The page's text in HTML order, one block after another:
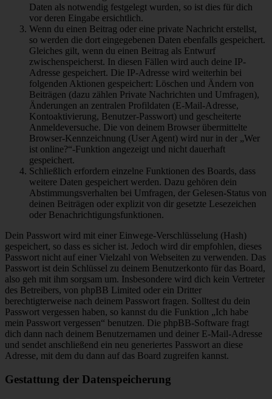
Daten als notwendig festgelegt wurden, so ist dies für dich
vor deren Eingabe ersichtlich.
Wenn du einen Beitrag oder eine private Nachricht erstellst,
so werden die dort eingegebenen Daten ebenfalls gespeichert.
Gleiches gilt, wenn du einen Beitrag als Entwurf
zwischenspeicherst. In diesen Fällen wird auch deine IP-
Adresse gespeichert. Die IP-Adresse wird weiterhin bei
folgenden Aktionen gespeichert: Löschen und Ändern von
Beiträgen (dazu zählen Private Nachrichten und Umfragen),
Änderungen an zentralen Profildaten (E-Mail-Adresse,
Kontoaktivierung, Benutzer-Passwort) und gescheiterte
Anmeldeversuche. Die von deinem Browser übermittelte
Browser-Kennzeichnung (User Agent) wird nur in der „Wer
ist online?“-Funktion angezeigt und nicht dauerhaft
gespeichert.
Schließlich erfordern einzelne Funktionen des Boards, dass
weitere Daten gespeichert werden. Dazu gehören dein
Abstimmungsverhalten bei Umfragen, der Gelesen-Status von
deinen Beiträgen oder explizit von dir gesetzte Lesezeichen
oder Benachrichtigungsfunktionen.
Dein Passwort wird mit einer Einwege-Verschlüsselung (Hash)
gespeichert, so dass es sicher ist. Jedoch wird dir empfohlen, dieses
Passwort nicht auf einer Vielzahl von Webseiten zu verwenden. Das
Passwort ist dein Schlüssel zu deinem Benutzerkonto für das Board,
also geh mit ihm sorgsam um. Insbesondere wird dich kein Vertreter
des Betreibers, von phpBB Limited oder ein Dritter
berechtigterweise nach deinem Passwort fragen. Solltest du dein
Passwort vergessen haben, so kannst du die Funktion „Ich habe
mein Passwort vergessen“ benutzen. Die phpBB-Software fragt
dich dann nach deinem Benutzernamen und deiner E-Mail-Adresse
und sendet anschließend ein neu generiertes Passwort an diese
Adresse, mit dem du dann auf das Board zugreifen kannst.
Gestattung der Datenspeicherung